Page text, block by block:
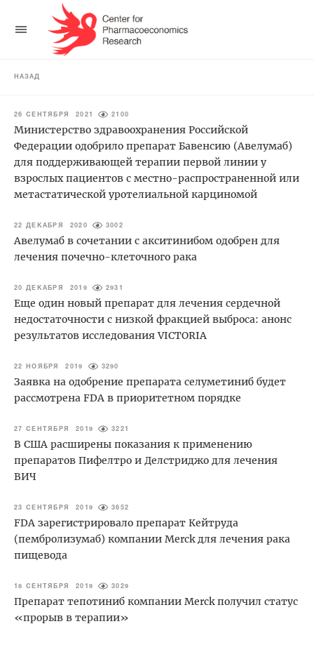
НАЗАД
26 СЕНТЯБРЯ 2021 2100
Министерство здравоохранения Российской
Федерации одобрило препарат Бавенсию (Авелумаб)
для поддерживающей терапии первой линии у
взрослых пациентов с местно-распространенной или
метастатической уротелиальной карциномой
22 ДЕКАБРЯ 2020 3002
Авелумаб в сочетании с акситинибом одобрен для
лечения почечно-клеточного рака
20 ДЕКАБРЯ 2019 2931
Еще один новый препарат для лечения сердечной
недостаточности с низкой фракцией выброса: анонс
результатов исследования VICTORIA
22 НОЯБРЯ 2019 3290
Заявка на одобрение препарата селуметиниб будет
рассмотрена FDA в приоритетном порядке
27 СЕНТЯБРЯ 2019 3221
В США расширены показания к применению
препаратов Пифелтро и Делстриджо для лечения
ВИЧ
23 СЕНТЯБРЯ 2019 3652
FDA зарегистрировало препарат Кейтруда
(пембролизумаб) компании Merck для лечения рака
пищевода
18 СЕНТЯБРЯ 2019 3029
Препарат тепотиниб компании Merck получил статус
«прорыв в терапии»